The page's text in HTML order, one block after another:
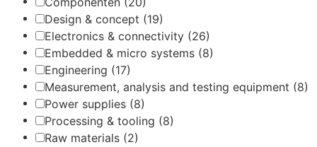
Design & concept (19)
Electronics & connectivity (26)
Embedded & micro systems (8)
Engineering (17)
Measurement, analysis and testing equipment (8)
Power supplies (8)
Processing & tooling (8)
Raw materials (2)